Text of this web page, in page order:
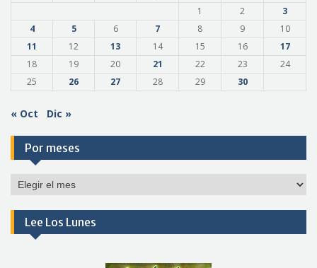
1
2
3
4
5 6 7 8 9
10
11
12 13 14 15 16
17
18
19 20 21 22 23
24
25
26 27 28 29 30
« Oct Dic »
Por meses
Por
Lee Los Lunes